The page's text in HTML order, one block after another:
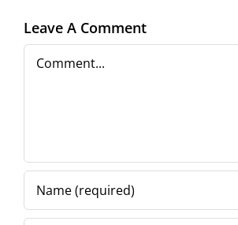
capăt)
Leave A Comment